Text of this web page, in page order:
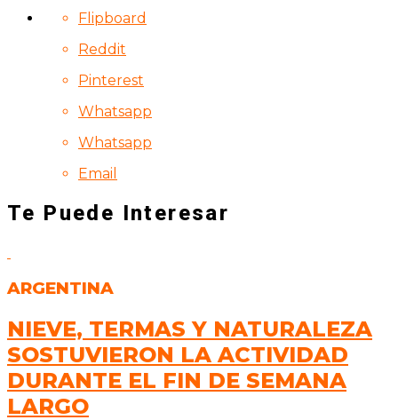
Flipboard
Reddit
Pinterest
Whatsapp
Whatsapp
Email
Te Puede Interesar
ARGENTINA
NIEVE, TERMAS Y NATURALEZA
SOSTUVIERON LA ACTIVIDAD
DURANTE EL FIN DE SEMANA
LARGO